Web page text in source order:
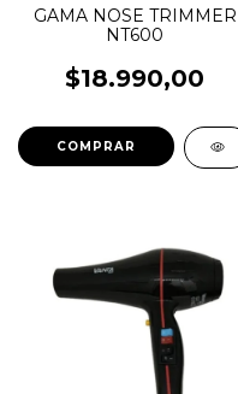
GAMA NOSE TRIMMER
NT600
$18.990,00